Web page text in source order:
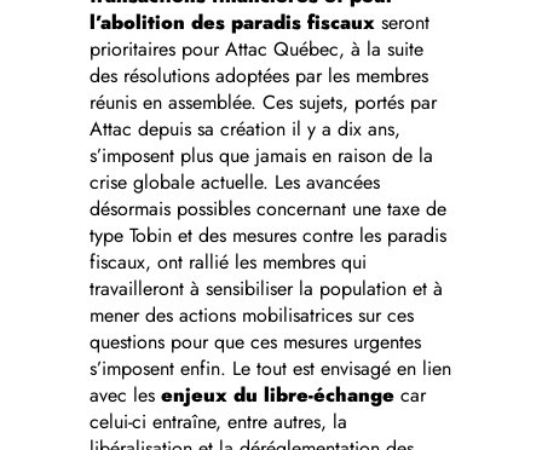
l’abolition des paradis fiscaux seront
prioritaires pour Attac Québec, à la suite
des résolutions adoptées par les membres
réunis en assemblée. Ces sujets, portés par
Attac depuis sa création il y a dix ans,
s’imposent plus que jamais en raison de la
crise globale actuelle. Les avancées
désormais possibles concernant une taxe de
type Tobin et des mesures contre les paradis
fiscaux, ont rallié les membres qui
travailleront à sensibiliser la population et à
mener des actions mobilisatrices sur ces
questions pour que ces mesures urgentes
s’imposent enfin. Le tout est envisagé en lien
avec les enjeux du libre-échange car
celui-ci entraîne, entre autres, la